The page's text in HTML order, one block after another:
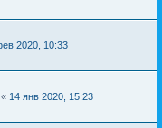
2020, 10:33
« 14 янв 2020, 15:23